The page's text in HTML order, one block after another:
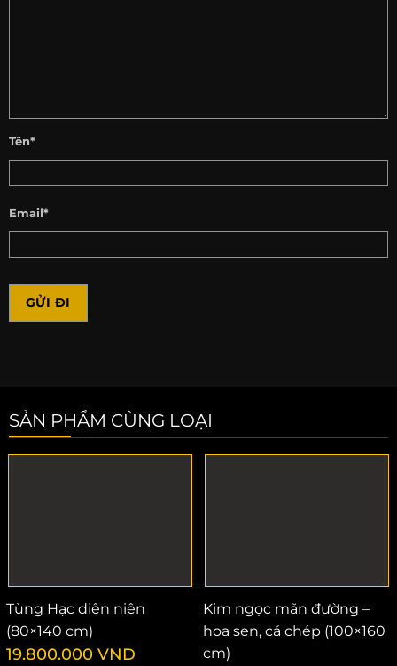
Tên*
Email*
SẢN PHẨM CÙNG LOẠI
Tùng Hạc diên niên
(80×140 cm)
19.800.000 VND
Kim ngọc mãn đường –
hoa sen, cá chép (100×160
cm)